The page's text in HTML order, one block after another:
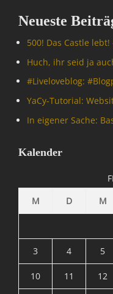
r
I
e
e
b
r
Neueste
500! Das Castle
Huch, ihr seid ja
#Livelove­blog:
YaCy-Tutorial:
In eigener Sache:
Kalender
M
D M
3 4 5
10 11 12